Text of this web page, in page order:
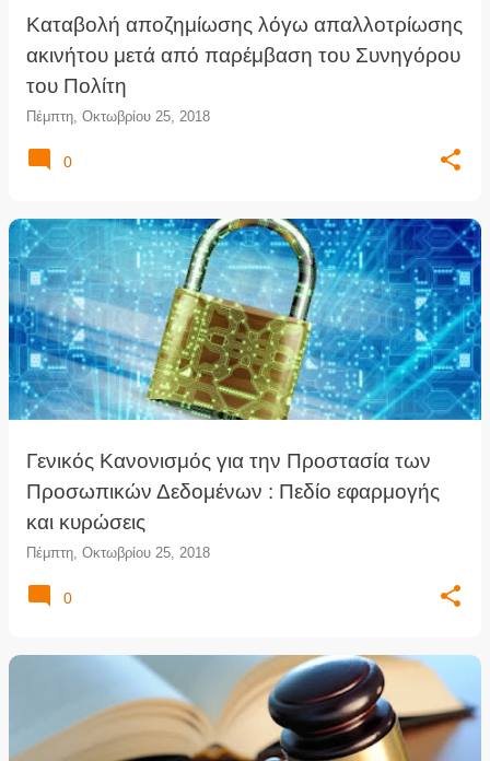
Καταβολή αποζημίωσης λόγω απαλλοτρίωσης
ακινήτου μετά από παρέμβαση του Συνηγόρου
του Πολίτη
Πέμπτη, Οκτωβρίου 25, 2018
0
Γενικός Κανονισμός για την Προστασία των
Προσωπικών Δεδομένων : Πεδίο εφαρμογής
και κυρώσεις
Πέμπτη, Οκτωβρίου 25, 2018
0